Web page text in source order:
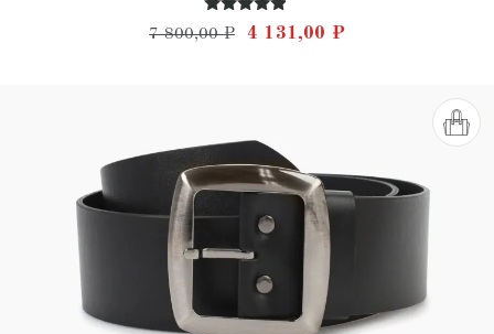
Оценка
4.75
7 800,00₽ Первоначальная цена
4 131,00 ₽Текущая цена: